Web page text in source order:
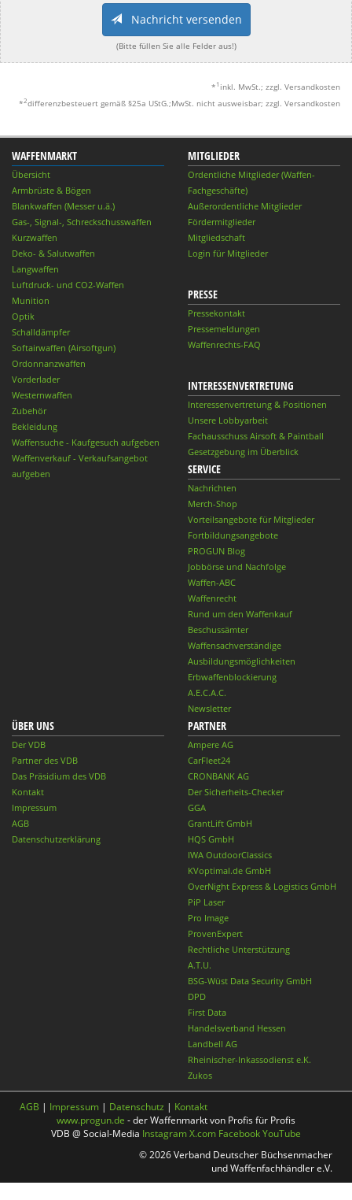
Nachricht versenden
(Bitte füllen Sie alle Felder aus!)
* 1 inkl. MwSt.; zzgl. Versandkosten
*2differenzbesteuert gemäß §25a UStG.;MwSt. nicht ausweisbar; zzgl. Versandkosten
WAFFENMARKT
Übersicht
Armbrüste & Bögen
Blankwaffen (Messer u.ä.)
Gas-, Signal-, Schreckschusswaffen
Kurzwaffen
Deko- & Salutwaffen
Langwaffen
Luftdruck- und CO2-Waffen
Munition
Optik
Schalldämpfer
Softairwaffen (Airsoftgun)
Ordonnanzwaffen
Vorderlader
Westernwaffen
Zubehör
Bekleidung
Waffensuche - Kaufgesuch aufgeben
Waffenverkauf - Verkaufsangebot
aufgeben
MITGLIEDER
Ordentliche Mitglieder (Waffen-
Fachgeschäfte)
Außerordentliche Mitglieder
Fördermitglieder
Mitgliedschaft
Login für Mitglieder
PRESSE
Pressekontakt
Pressemeldungen
Waffenrechts-FAQ
INTERESSENVERTRETUNG
Interessenvertretung & Positionen
Unsere Lobbyarbeit
Fachausschuss Airsoft & Paintball
Gesetzgebung im Überblick
SERVICE
Nachrichten
Merch-Shop
Vorteilsangebote für Mitglieder
Fortbildungsangebote
PROGUN Blog
Jobbörse und Nachfolge
Waffen-ABC
Waffenrecht
Rund um den Waffenkauf
Beschussämter
Waffensachverständige
Ausbildungsmöglichkeiten
Erbwaffenblockierung
A.E.C.A.C.
Newsletter
ÜBER UNS
Der VDB
Partner des VDB
Das Präsidium des VDB
Kontakt
Impressum
AGB
Datenschutzerklärung
PARTNER
Ampere AG
CarFleet24
CRONBANK AG
Der Sicherheits-Checker
GGA
GrantLift GmbH
HQS GmbH
IWA OutdoorClassics
KVoptimal.de GmbH
OverNight Express & Logistics GmbH
PiP Laser
Pro Image
ProvenExpert
Rechtliche Unterstützung
A.T.U.
BSG-Wüst Data Security GmbH
DPD
First Data
Handelsverband Hessen
Landbell AG
Rheinischer-Inkassodienst e.K.
Zukos
AGB | Impressum | Datenschutz | Kontakt
www.progun.de - der Waffenmarkt von Profis für Profis
VDB @ Social-Media InstagramX.com FacebookYouTube
© 2026 Verband Deutscher Büchsenmacher
und Waffenfachhändler e.V.